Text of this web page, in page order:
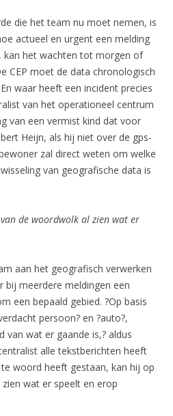
die het team nu moet nemen, is
actueel en urgent een melding
kan het wachten tot morgen of
CEP moet de data chronologisch
waar heeft een incident precies
van het operationeel centrum
van een vermist kind dat voor
Heijn, als hij niet over de gps-
zal direct weten om welke
van geografische data is
de woordwolk al zien wat er
aan het geografisch verwerken
meerdere meldingen een
een bepaald gebied. ?Op basis
persoon? en ?auto?,
van wat er gaande is,? aldus
alle tekstberichten heeft
woord heeft gestaan, kan hij op
wat er speelt en erop